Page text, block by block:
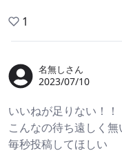
1
名無しさん
2023/07/10
いいねが足りない！
こんなの待ち遠しく
毎秒投稿してほしい